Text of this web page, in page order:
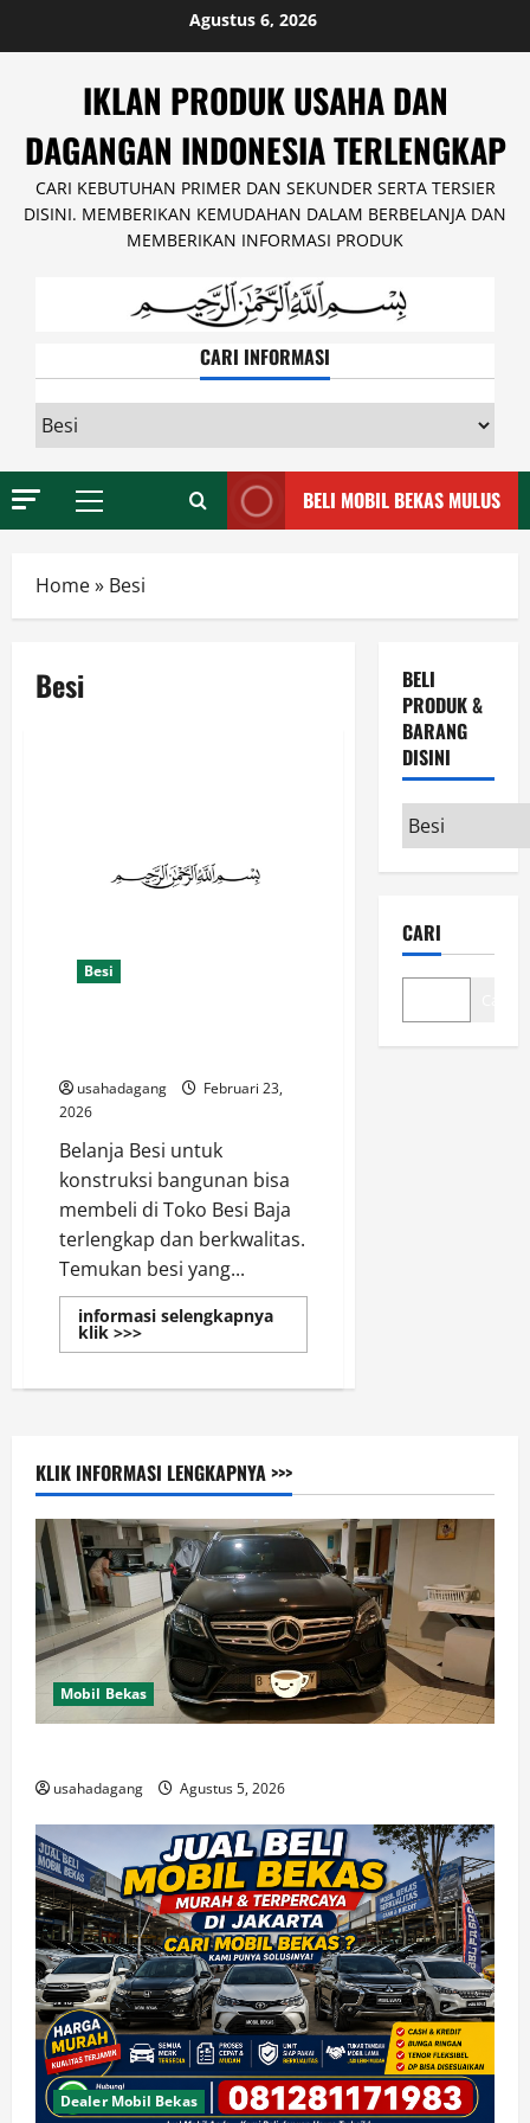
Agustus 6, 2026
IKLAN PRODUK USAHA DAN
DAGANGAN INDONESIA TERLENGKAP
CARI KEBUTUHAN PRIMER DAN SEKUNDER SERTA TERSIER
DISINI. MEMBERIKAN KEMUDAHAN DALAM BERBELANJA DAN
MEMBERIKAN INFORMASI PRODUK
CARI INFORMASI
INFORMASI
Primary
BELI MOBIL BEKAS MULUS
Home» Besi
Besi
Besi
usahadagang
Februari 23,
2026
Belanja Besi untuk
konstruksi bangunan bisa
membeli di Toko Besi Baja
terlengkap dan berkwalitas.
Temukan besi yang...
informasi selengkapnya
klik >>>Read
more
Besi
Produk
Lengkap
BELI
PRODUK &
BARANG
DISINI
Beli
Produk
&
disini
CARI
KLIK INFORMASI LENGKAPNYA >>>
Mobil Bekas
usahadagang Agustus 5, 2026
Dealer Mobil Bekas